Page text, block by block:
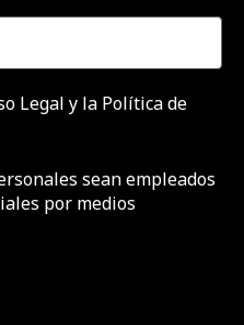
Legal y la Política de
sean empleados
por medios